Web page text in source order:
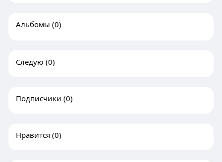
Альбомы (0)
Следую (0)
Подписчики (0)
Нравится (0)